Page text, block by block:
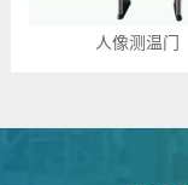
人像测温门